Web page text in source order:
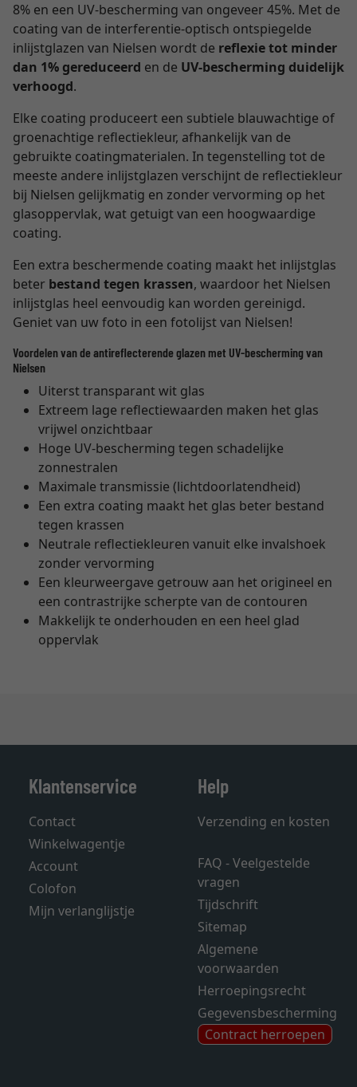
8% en een UV-bescherming van ongeveer 45%. Met de
coating van de interferentie-optisch ontspiegelde
inlijstglazen van Nielsen wordt de reflexie tot minder
dan 1% gereduceerd en de UV-bescherming duidelijk
verhoogd.
Elke coating produceert een subtiele blauwachtige of
groenachtige reflectiekleur, afhankelijk van de
gebruikte coatingmaterialen. In tegenstelling tot de
meeste andere inlijstglazen verschijnt de reflectiekleur
bij Nielsen gelijkmatig en zonder vervorming op het
glasoppervlak, wat getuigt van een hoogwaardige
coating.
Een extra beschermende coating maakt het inlijstglas
beter bestand tegen krassen, waardoor het Nielsen
inlijstglas heel eenvoudig kan worden gereinigd.
Geniet van uw foto in een fotolijst van Nielsen!
Voordelen van de antireflecterende glazen met UV-bescherming van
Nielsen
Uiterst transparant wit glas
Extreem lage reflectiewaarden maken het glas
vrijwel onzichtbaar
Hoge UV-bescherming tegen schadelijke
zonnestralen
Maximale transmissie (lichtdoorlatendheid)
Een extra coating maakt het glas beter bestand
tegen krassen
Neutrale reflectiekleuren vanuit elke invalshoek
zonder vervorming
Een kleurweergave getrouw aan het origineel en
een contrastrijke scherpte van de contouren
Makkelijk te onderhouden en een heel glad
oppervlak
Klantenservice
Contact
Winkelwagentje
Account
Colofon
Mijn verlanglijstje
Help
Verzending en kosten
FAQ - Veelgestelde
vragen
Tijdschrift
Sitemap
Algemene
voorwaarden
Herroepingsrecht
Gegevensbescherming
Contract herroepen